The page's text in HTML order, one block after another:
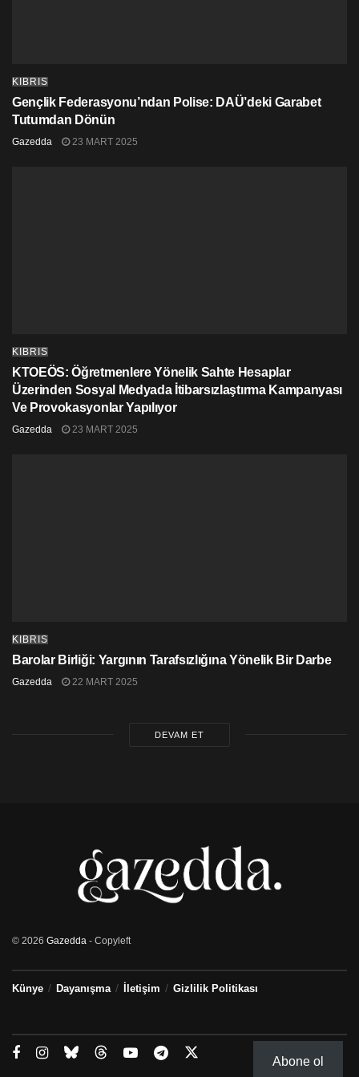
KIBRIS
Gençlik Federasyonu’ndan Polise: DAÜ’deki Garabet
Tutumdan Dönün
Gazedda 23 MART 2025
KIBRIS
KTOEÖS: Öğretmenlere Yönelik Sahte Hesaplar
Üzerinden Sosyal Medyada İtibarsızlaştırma Kampanyası
Ve Provokasyonlar Yapılıyor
Gazedda 23 MART 2025
KIBRIS
Barolar Birliği: Yargının Tarafsızlığına Yönelik Bir Darbe
Gazedda 22 MART 2025
DEVAM ET
© 2026 Gazedda - Copyleft
Künye Dayanışma İletişim Gizlilik Politikası
Abone ol